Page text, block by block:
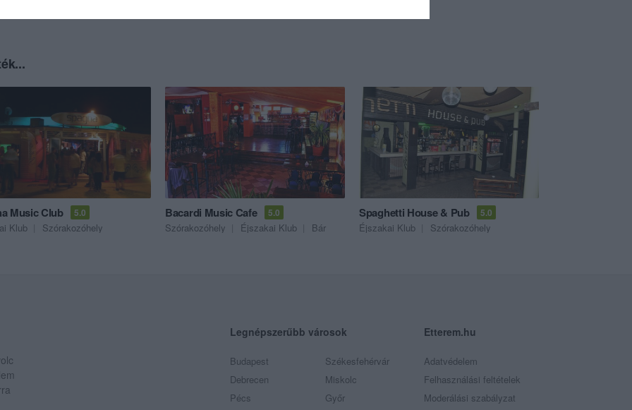
Music Club 5.0
Klub Szórakozóhely
Bacardi Music Cafe 5.0
Szórakozóhely Éjszakai Klub Bár
Spaghetti House & Pub 5.0
Éjszakai Klub Szórakozóhely
Legnépszerűbb városok
Budapest
Debrecen
Pécs
Székesfehérvár
Miskolc
Győr
Etterem.hu
Adatvédelem
Felhasználási feltételek
Moderálási szabályzat